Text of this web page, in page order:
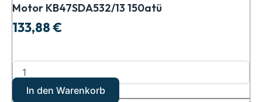
Motor KB47SDA532/13 150atü
133,88€
In den Warenkorb